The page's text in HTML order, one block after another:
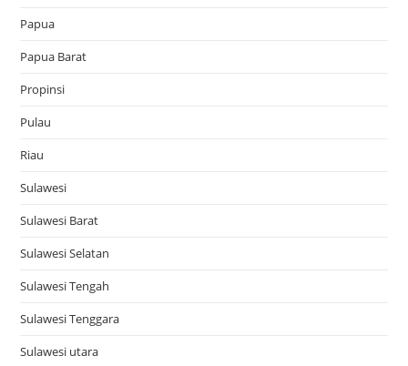
Papua
Papua Barat
Propinsi
Pulau
Riau
Sulawesi
Sulawesi Barat
Sulawesi Selatan
Sulawesi Tengah
Sulawesi Tenggara
Sulawesi utara